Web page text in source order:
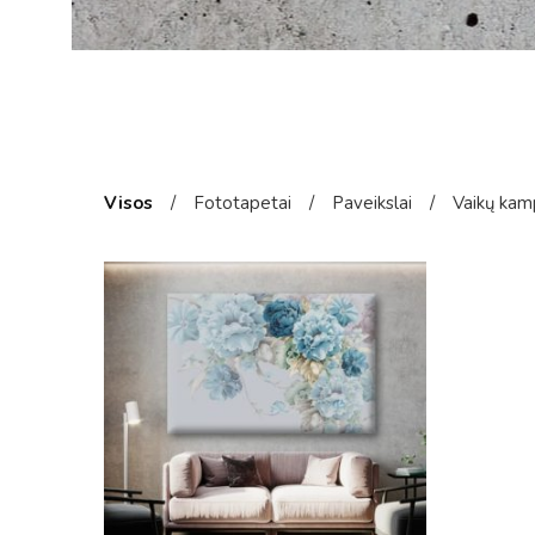
Visos / Fototapetai / Paveikslai / Vaikų